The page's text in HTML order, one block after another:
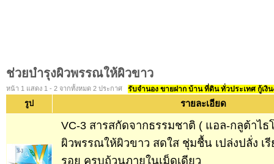
ช่วยบำรุงผิวพรรณให้ผิวขาว
หน้า 1 แสดง 1 - 2 จากทั้งหมด 2 ประกาศ รับจำนอง ขายฝาก บ้าน ที่ดิน ทั่วประเทศ กู้เงิ
รูป รายละเอียด
VC-3 สารสกัดจากธรรมชาติ ( แอล-กลูต้าไธ
ผิวพรรณให้ผิวขาว สดใส ชุ่มชื้น เปล่งปลั่ง เรี
รอย ครบถ้วนภายในเม็ดเดียว